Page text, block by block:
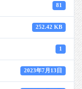
81
252.42 KB
1
2023年7月13日